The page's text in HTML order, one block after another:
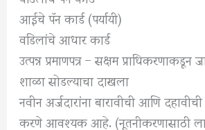
आईचे पॅन कार्ड (पर्यायी)
वडिलांचे आधार कार्ड
उत्पन्न प्रमाणपत्र – सक्षम
शाळा सोडल्याचा दाखला
नवीन अर्जदारांना बारावीची आणि
करणे आवश्यक आहे. (नूतनीकरणासाठी